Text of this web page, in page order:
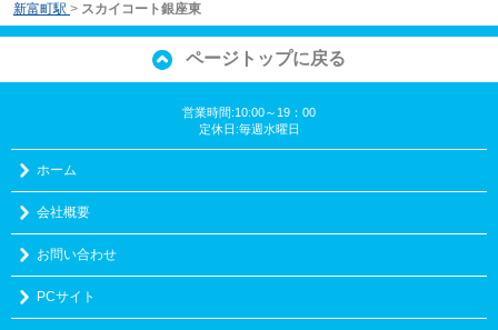
新富町駅 > スカイコート銀座東
ページトップに戻る
営業時間:10:00～19：00
定休日:毎週水曜日
ホーム
会社概要
お問い合わせ
PCサイト